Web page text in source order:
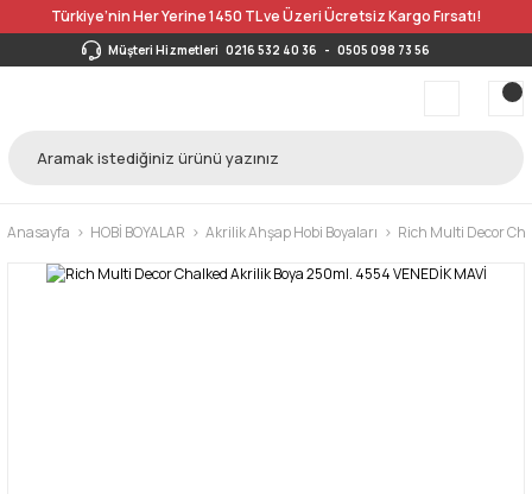
Türkiye’nin Her Yerine 1450 TL ve Üzeri Ücretsiz Kargo Fırsatı!
Müşteri Hizmetleri 0216 532 40 36 - 0505 098 73 56
Anasayfa HOBİ BOYALAR Akrilik Ahşap Hobi Boyaları Rich Multi Decor